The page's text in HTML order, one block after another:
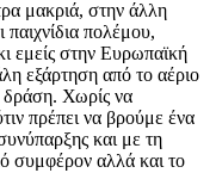
μακριά, στην άλλη
παιχνίδια πολέμου,
εμείς στην Ευρωπαϊκή
εξάρτηση από το αέριο
δράση. Χωρίς να
πρέπει να βρούμε ένα
και με τη
συμφέρον αλλά και το